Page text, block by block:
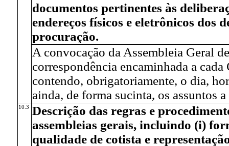
documentos pertinentes às
endereços físicos e eletrônicos dos
procuração.
A convocação da Assembleia Geral
correspondência encaminhada a
contendo, obrigatoriamente, o dia,
ainda, de forma sucinta, os assuntos
10.3 Descrição das regras e
assembleias gerais, incluindo (i)
qualidade de cotista e